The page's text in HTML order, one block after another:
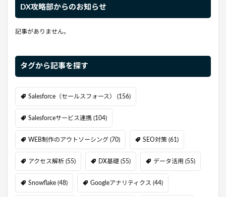
DX攻略部からのお知らせ
記事がありません。
タグから記事を探す
Salesforce（セールスフォース） (156)
Salesforceサービス連携 (104)
WEB制作のアウトソーシング (70) SEO対策 (61)
アクセス解析 (55) DX基礎 (55) データ活用 (55)
Snowflake (48) Googleアナリティクス (44)